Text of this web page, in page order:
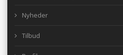
Nyheder
Tilbud